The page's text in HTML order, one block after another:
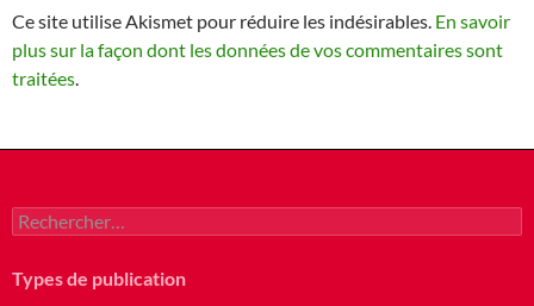
Ce site utilise Akismet pour réduire les indésirables. En savoir
plus sur la façon dont les données de vos commentaires sont
traitées.
Rechercher :
Types de publication